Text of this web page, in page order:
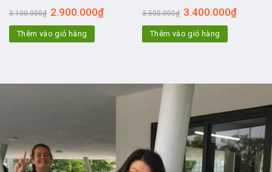
3.100.000₫ 2.900.000₫
Thêm vào giỏ hàng
3.500.000₫ 3.400.000₫
Thêm vào giỏ hàng